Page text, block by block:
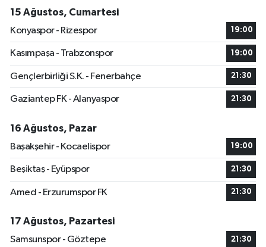
15 Ağustos, Cumartesi
Konyaspor - Rizespor
19:00
Kasımpaşa - Trabzonspor 19:00
Gençlerbirliği S.K. - Fenerbahçe 21:30
Gaziantep FK - Alanyaspor 21:30
16 Ağustos, Pazar
Başakşehir - Kocaelispor
19:00
Beşiktaş - Eyüpspor 21:30
Amed - Erzurumspor FK 21:30
17 Ağustos, Pazartesi
Samsunspor - Göztepe
21:30